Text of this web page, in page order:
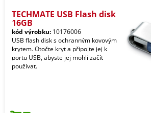
TECHMATE USB Flash disk
16GB
kód výrobku: 10176006
USB flash disk s ochranným kovovým
krytem. Otočte kryt a připojte jej k
portu USB, abyste jej mohli začít
používat.